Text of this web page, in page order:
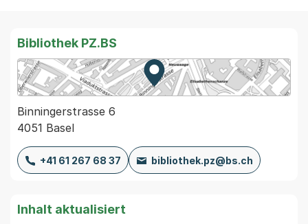
Bibliothek PZ.BS
Zur Karte von MapBS.
Externer Link, wird in einem
Binningerstrasse 6
4051 Basel
+41 61 267 68 37 bibliothek.pz@bs.ch
Inhalt aktualisiert